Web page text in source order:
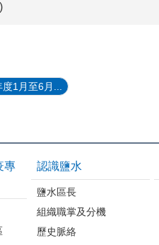
1月至6月...
專
認識鹽水
鹽水區長
組織職掌及分機
歷史脈絡